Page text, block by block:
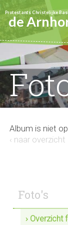
Protestants Christelijke
de
Album is niet
‹ naar overzicht
Foto's
› Overzicht